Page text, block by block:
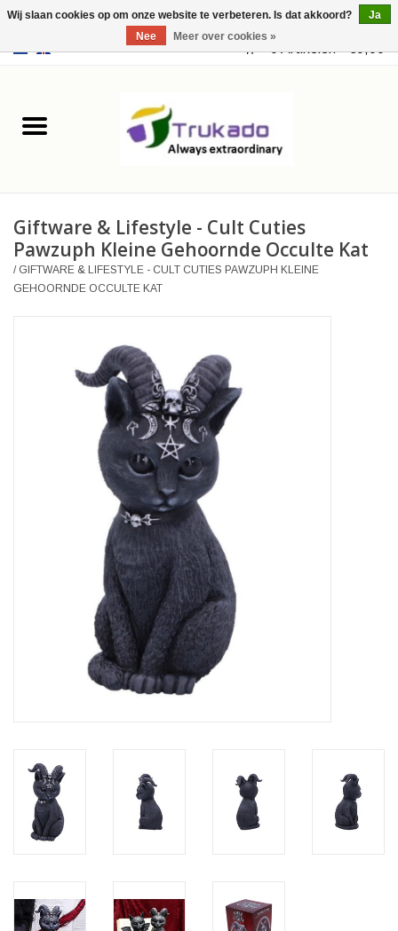
USD 0 Artikelen - €0,00
Leer
Merchandise
Retro Vintage
Veronese Design
Giftware & Lifestyle &
Giftware & Lifestyle - Cult Cuties
Pawzuph Kleine Gehoornde Occulte Kat
/ GIFTWARE & LIFESTYLE - CULT CUTIES PAWZUPH KLEINE
GEHOORNDE OCCULTE KAT
Wij slaan cookies op om onze website te verbeteren. Is dat akkoord?
Ja
Nee
Meer over cookies »